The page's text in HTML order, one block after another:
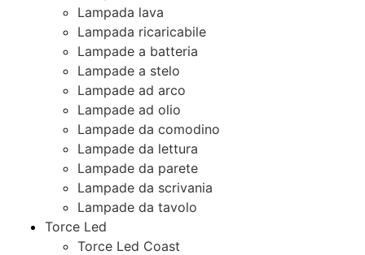
Lampada lava
Lampada ricaricabile
Lampade a batteria
Lampade a stelo
Lampade ad arco
Lampade ad olio
Lampade da comodino
Lampade da lettura
Lampade da parete
Lampade da scrivania
Lampade da tavolo
Torce Led
Torce Led Coast